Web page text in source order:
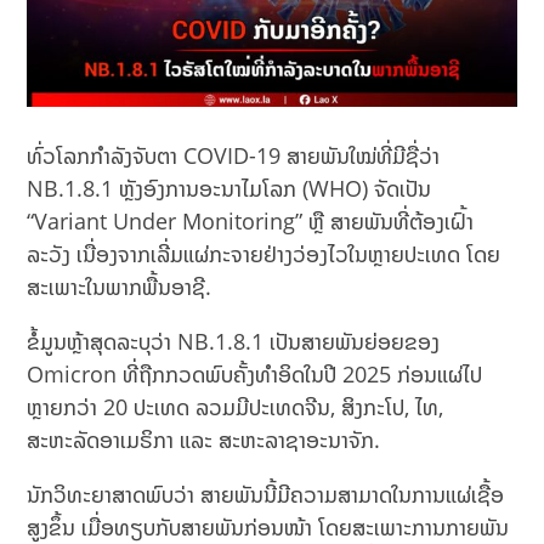
ທົ່ວໂລກກຳລັງຈັບຕາ COVID-19 ສາຍພັນໃໝ່ທີ່ມີຊື່ວ່າ
NB.1.8.1 ຫຼັງອົງການອະນາໄມໂລກ (WHO) ຈັດເປັນ
“Variant Under Monitoring” ຫຼື ສາຍພັນທີ່ຕ້ອງເຝົ້າ
ລະວັງ ເນື່ອງຈາກເລີ່ມແຜ່ກະຈາຍຢ່າງວ່ອງໄວໃນຫຼາຍປະເທດ ໂດຍ
ສະເພາະໃນພາກພື້ນອາຊີ.
ຂໍ້ມູນຫຼ້າສຸດລະບຸວ່າ NB.1.8.1 ເປັນສາຍພັນຍ່ອຍຂອງ
Omicron ທີ່ຖືກກວດພົບຄັ້ງທຳອິດໃນປີ 2025 ກ່ອນແຜ່ໄປ
ຫຼາຍກວ່າ 20 ປະເທດ ລວມມີປະເທດຈີນ, ສິງກະໂປ, ໄທ,
ສະຫະລັດອາເມຣິກາ ແລະ ສະຫະລາຊາອະນາຈັກ.
ນັກວິທະຍາສາດພົບວ່າ ສາຍພັນນີ້ມີຄວາມສາມາດໃນການແຜ່ເຊື້ອ
ສູງຂຶ້ນ ເມື່ອທຽບກັບສາຍພັນກ່ອນໜ້າ ໂດຍສະເພາະການກາຍພັນ